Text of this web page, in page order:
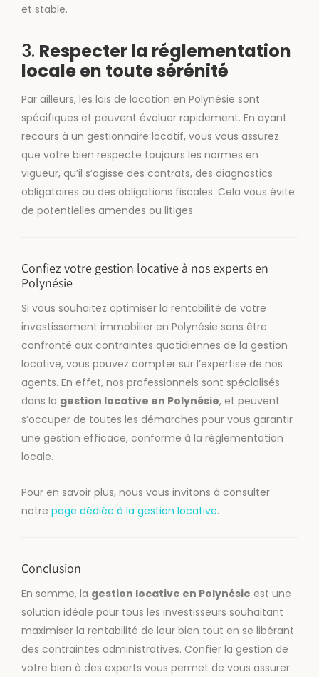
et stable.
3. Respecter la réglementation
locale en toute sérénité
Par ailleurs, les lois de location en Polynésie sont
spécifiques et peuvent évoluer rapidement. En ayant
recours à un gestionnaire locatif, vous vous assurez
que votre bien respecte toujours les normes en
vigueur, qu’il s’agisse des contrats, des diagnostics
obligatoires ou des obligations fiscales. Cela vous évite
de potentielles amendes ou litiges.
Confiez votre gestion locative à nos experts en
Polynésie
Si vous souhaitez optimiser la rentabilité de votre
investissement immobilier en Polynésie sans être
confronté aux contraintes quotidiennes de la gestion
locative, vous pouvez compter sur l’expertise de nos
agents. En effet, nos professionnels sont spécialisés
dans la gestion locative en Polynésie, et peuvent
s’occuper de toutes les démarches pour vous garantir
une gestion efficace, conforme à la réglementation
locale.
Pour en savoir plus, nous vous invitons à consulter
notre page dédiée à la gestion locative.
Conclusion
En somme, la gestion locative en Polynésie est une
solution idéale pour tous les investisseurs souhaitant
maximiser la rentabilité de leur bien tout en se libérant
des contraintes administratives. Confier la gestion de
votre bien à des experts vous permet de vous assurer